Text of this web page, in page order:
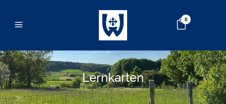
0
Lernkarten